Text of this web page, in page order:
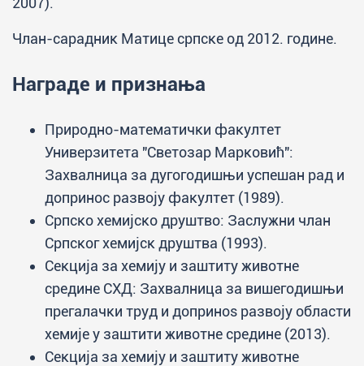
Члан-сарадник Матице српске од 2012. године.
Награде и признања
Природно-математички факултет
Универзитета "Светозар Марковић":
Захвалница за дугогодишњи успешан рад и
допринос развоју факултет (1989).
Српско хемијско друштво: Заслужни члан
Српског хемијск друштва (1993).
Секција за хемију и заштиту животне
средине СХД: Захвалница за вишегодишњи
прегалачки труд и доприноs развоју области
хемије у заштити животне средине (2013).
Секција за хемију и заштиту животне